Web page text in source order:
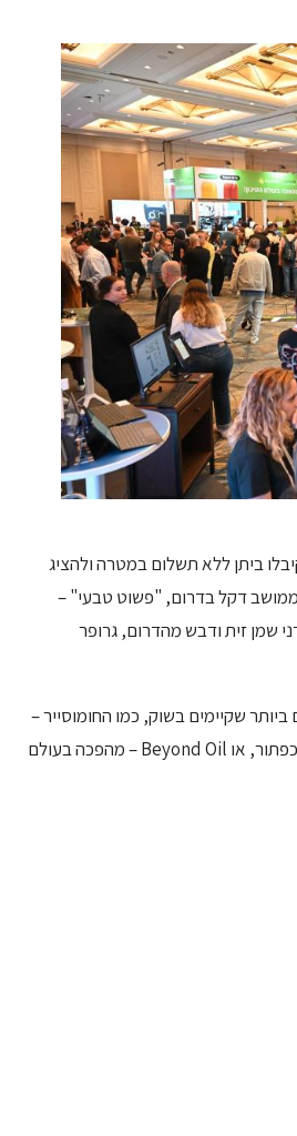
ביתן ללא תשלום במטרה ולהציג
תוצריהם לשפים ולמסעדנים באירוע. בין המשתתפים: מבשלת בירה ISIS ממושב דקל בדרום, "פשוט טבעי" –
שמן זית ודבש מהדרום, גרופר
שקיימים בשוק, כמו החומוסייר –
מיזם פוד-טק מבית שטראוס, שפיתח מכונה שמייצרת חומוס טרי בלחיצת כפתור, או Beyond Oil – מהפכה בעולם